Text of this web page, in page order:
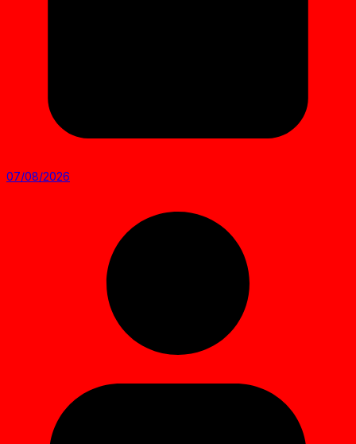
07/08/2026